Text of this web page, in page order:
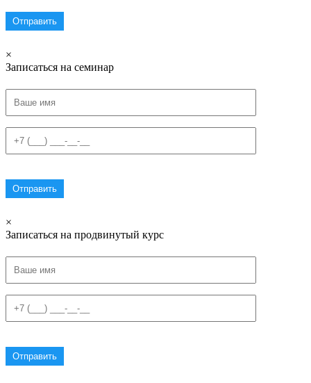
×
Записаться на семинар
×
Записаться на продвинутый курс